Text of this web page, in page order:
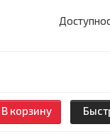
В корзину